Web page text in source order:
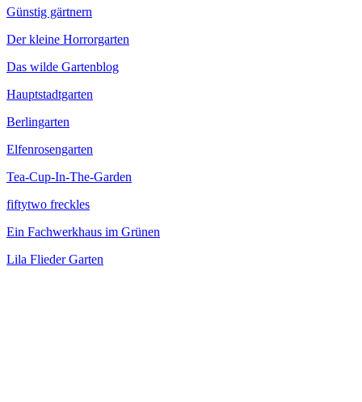
Günstig gärtnern
Der kleine Horrorgarten
Das wilde Gartenblog
Hauptstadtgarten
Berlingarten
Elfenrosengarten
Tea-Cup-In-The-Garden
fiftytwo freckles
Ein Fachwerkhaus im Grünen
Lila Flieder Garten